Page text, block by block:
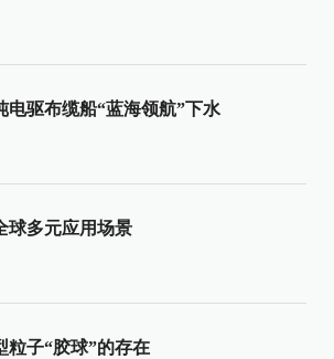
电驱布缆船“蓝海领航”下水
球多元应用场景
粒子“胶球”的存在